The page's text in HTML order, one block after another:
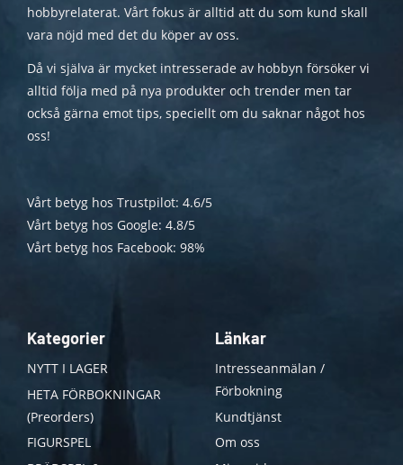
hobbyrelaterat. Vårt fokus är alltid att du som kund skall
vara nöjd med det du köper av oss.
Då vi själva är mycket intresserade av hobbyn försöker vi
alltid följa med på nya produkter och trender men tar
också gärna emot tips, speciellt om du saknar något hos
oss!
Vårt betyg hos Trustpilot: 4.6/5
Vårt betyg hos Google: 4.8/5
Vårt betyg hos Facebook: 98%
Kategorier
NYTT I LAGER
HETA FÖRBOKNINGAR
(Preorders)
FIGURSPEL
Länkar
Intresseanmälan /
Förbokning
Kundtjänst
Om oss